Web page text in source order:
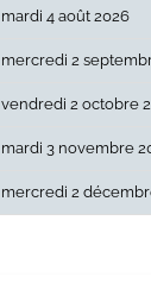
mardi 4 août 2026
mercredi 2
vendredi 2 octobre
mardi 3 novembre
mercredi 2